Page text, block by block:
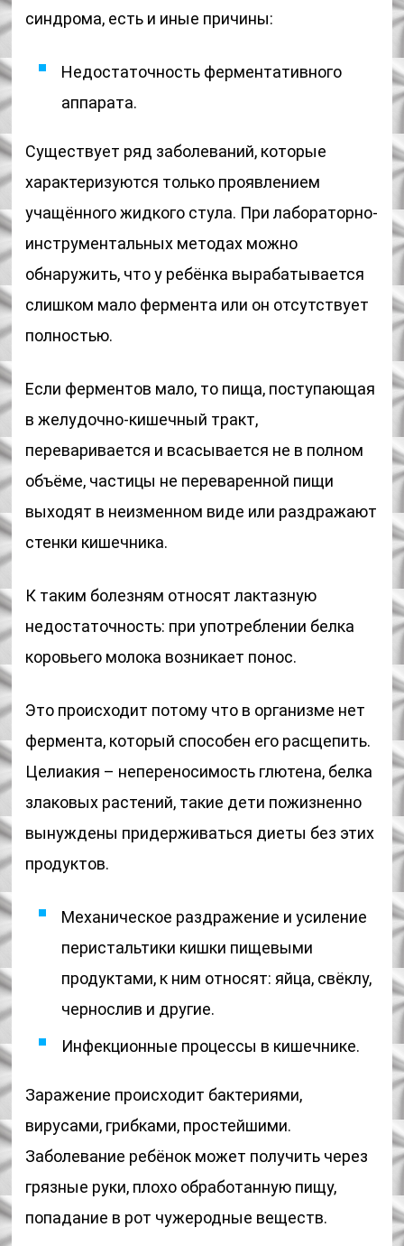
синдрома, есть и иные причины:
Недостаточность ферментативного
аппарата.
Существует ряд заболеваний, которые
характеризуются только проявлением
учащённого жидкого стула. При лабораторно-
инструментальных методах можно
обнаружить, что у ребёнка вырабатывается
слишком мало фермента или он отсутствует
полностью.
Если ферментов мало, то пища, поступающая
в желудочно-кишечный тракт,
переваривается и всасывается не в полном
объёме, частицы не переваренной пищи
выходят в неизменном виде или раздражают
стенки кишечника.
К таким болезням относят лактазную
недостаточность: при употреблении белка
коровьего молока возникает понос.
Это происходит потому что в организме нет
фермента, который способен его расщепить.
Целиакия – непереносимость глютена, белка
злаковых растений, такие дети пожизненно
вынуждены придерживаться диеты без этих
продуктов.
Механическое раздражение и усиление
перистальтики кишки пищевыми
продуктами, к ним относят: яйца, свёклу,
чернослив и другие.
Инфекционные процессы в кишечнике.
Заражение происходит бактериями,
вирусами, грибками, простейшими.
Заболевание ребёнок может получить через
грязные руки, плохо обработанную пищу,
попадание в рот чужеродные веществ.